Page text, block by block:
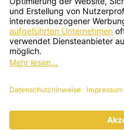
SONNENTOR
Sprögnitz 10,